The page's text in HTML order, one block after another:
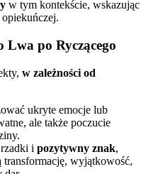
w tym kontekście, wskazując
Lwa po Ryczącego
w zależności od
ukryte emocje lub
ale także poczucie
i pozytywny znak,
wyjątkowość,